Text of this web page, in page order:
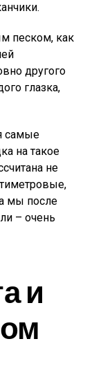
песком, как
другого
глазка,
самые
на такое
не
мы после
– очень
и